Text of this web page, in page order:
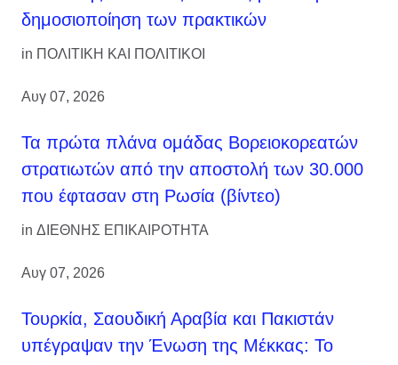
δημοσιοποίηση των πρακτικών
in ΠΟΛΙΤΙΚΗ ΚΑΙ ΠΟΛΙΤΙΚΟΙ
Αυγ 07, 2026
Τα πρώτα πλάνα ομάδας Βορειοκορεατών
στρατιωτών από την αποστολή των 30.000
που έφτασαν στη Ρωσία (βίντεο)
in ΔΙΕΘΝΗΣ ΕΠΙΚΑΙΡΟΤΗΤΑ
Αυγ 07, 2026
Τουρκία, Σαουδική Αραβία και Πακιστάν
υπέγραψαν την Ένωση της Μέκκας: Το